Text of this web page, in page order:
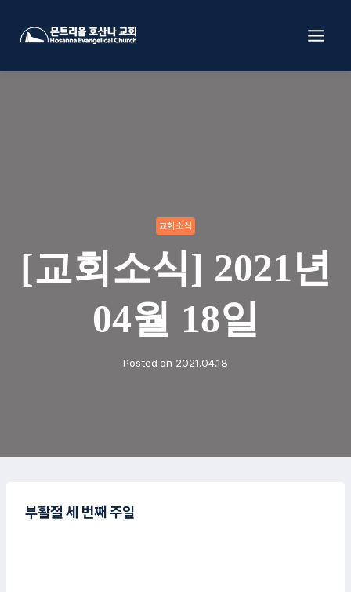
교회소식
[교회소식] 2021년
04월 18일
Posted on 2021.04.18
부활절 세 번째 주일